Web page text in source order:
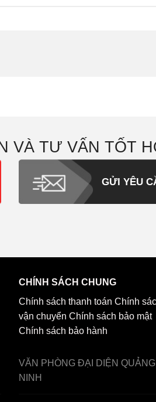
VÀ TƯ VẤN TỐT
GỬI YÊU
CHÍNH SÁCH CHUNG
Chính sách thanh toán Chính
vận chuyển Chính sách bảo mật
Chính sách bảo hành
VĂN PHÒNG ĐẠI DIỆN QUẢNG
NINH